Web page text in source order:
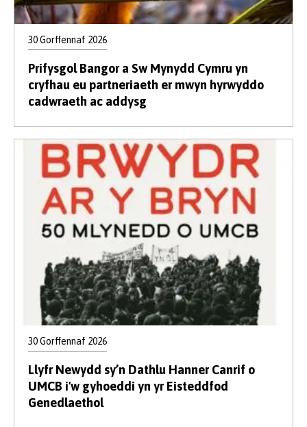
30 Gorffennaf 2026
Prifysgol Bangor a Sw Mynydd Cymru yn
cryfhau eu partneriaeth er mwyn hyrwyddo
cadwraeth ac addysg
30 Gorffennaf 2026
Llyfr Newydd sy’n Dathlu Hanner Canrif o
UMCB i'w gyhoeddi yn yr Eisteddfod
Genedlaethol